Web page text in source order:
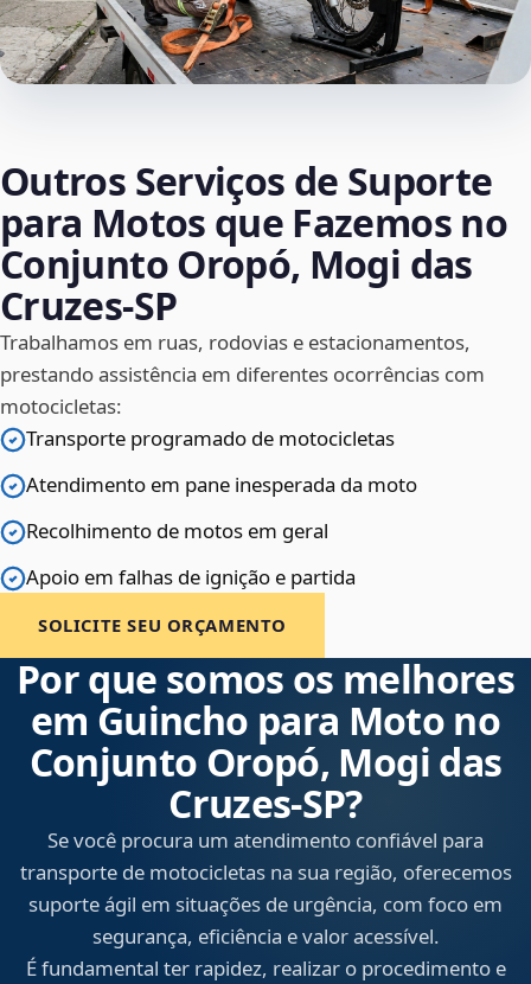
Outros Serviços de Suporte
para Motos que Fazemos no
Conjunto Oropó, Mogi das
Cruzes‑SP
Trabalhamos em ruas, rodovias e estacionamentos,
prestando assistência em diferentes ocorrências com
motocicletas:
Transporte programado de motocicletas
Atendimento em pane inesperada da moto
Recolhimento de motos em geral
Apoio em falhas de ignição e partida
SOLICITE SEU ORÇAMENTO
Por que somos os melhores
em Guincho para Moto no
Conjunto Oropó, Mogi das
Cruzes‑SP?
Se você procura um atendimento confiável para
transporte de motocicletas na sua região, oferecemos
suporte ágil em situações de urgência, com foco em
segurança, eficiência e valor acessível.
É fundamental ter rapidez, realizar o procedimento e